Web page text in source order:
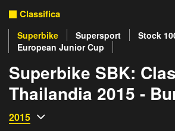
Classifica
Superbike Supersport Stock
European Junior Cup
Superbike SBK:
Thailandia 2015 -
2015